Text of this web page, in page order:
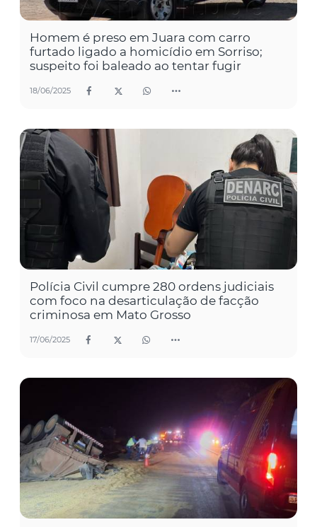
Homem é preso em Juara com carro
furtado ligado a homicídio em Sorriso;
suspeito foi baleado ao tentar fugir
18/06/2025
Polícia Civil cumpre 280 ordens judiciais
com foco na desarticulação de facção
criminosa em Mato Grosso
17/06/2025